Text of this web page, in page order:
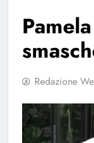
Redazione